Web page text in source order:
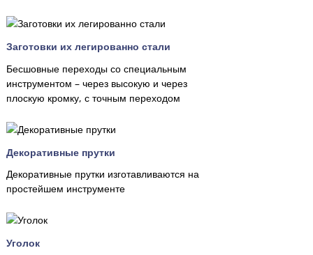
Заготовки их легированно стали
Бесшовные переходы со специальным
инструментом – через высокую и через
плоскую кромку, с точным переходом
Декоративные прутки
Декоративные прутки изготавливаются на
простейшем инструменте
Уголок